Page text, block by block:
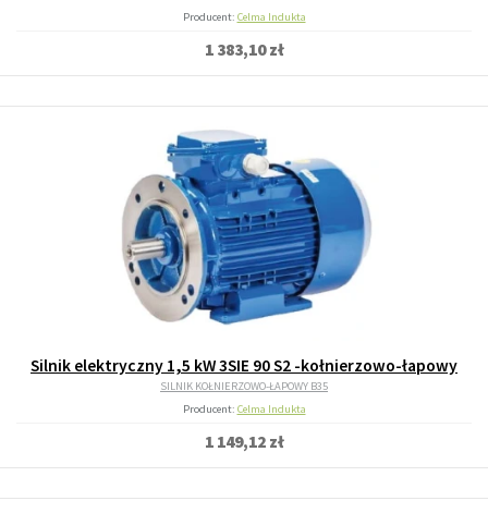
Producent: Celma Indukta
1 383,10 zł
Silnik elektryczny 1,5 kW 3SIE 90 S2 -kołnierzowo-łapowy
SILNIK KOŁNIERZOWO-ŁAPOWY B35
Producent: Celma Indukta
1 149,12 zł